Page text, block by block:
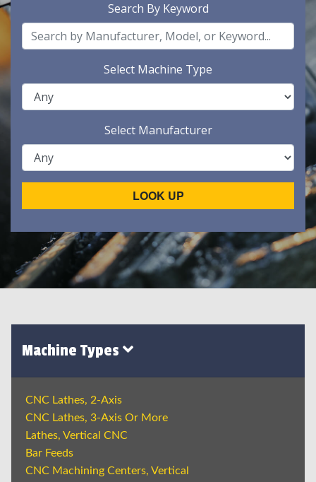
Search By Keyword
Select Machine Type
Select Manufacturer
LOOK UP
Machine Types
CNC Lathes, 2-Axis
CNC Lathes, 3-Axis Or More
Lathes, Vertical CNC
Bar Feeds
CNC Machining Centers, Vertical